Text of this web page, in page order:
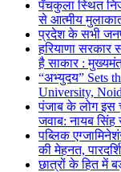
पँचकुला स्थित
से आत्मीय
प्रदेश के सभी
हरियाणा सरकार
है साकार :
“अभ्युदय” Sets
University,
पंजाब के लोग इस
जवाब: नायब सिंह
पब्लिक
की मेहनत,
छात्रों के हित में